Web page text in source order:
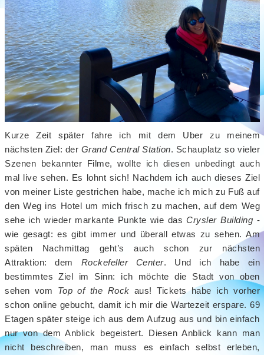
Kurze Zeit später fahre ich mit dem Uber zu meinem
nächsten Ziel: der Grand Central Station. Schauplatz so vieler
Szenen bekannter Filme, wollte ich diesen unbedingt auch
mal live sehen. Es lohnt sich! Nachdem ich auch dieses Ziel
von meiner Liste gestrichen habe, mache ich mich zu Fuß auf
den Weg ins Hotel um mich frisch zu machen, auf dem Weg
sehe ich wieder markante Punkte wie dasCrysler Building -
wie gesagt: es gibt immer und überall etwas zu sehen. Am
späten Nachmittag geht’s auch schon zur nächsten
Attraktion: dem Rockefeller Center. Und ich habe ein
bestimmtes Ziel im Sinn: ich möchte die Stadt von oben
sehen vom Top of the Rock aus! Tickets habe ich vorher
schon online gebucht, damit ich mir die Wartezeit erspare. 69
Etagen später steige ich aus dem Aufzug aus und bin einfach
nur von dem Anblick begeistert. Diesen Anblick kann man
nicht beschreiben, man muss es einfach selbst erleben,